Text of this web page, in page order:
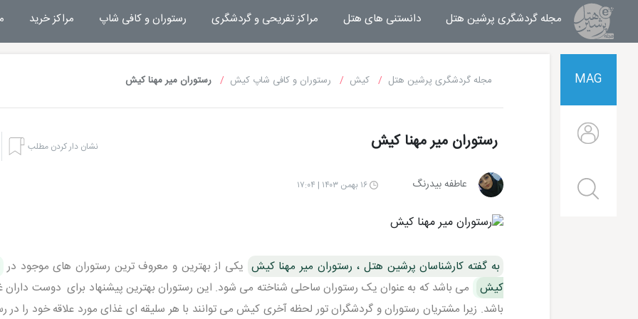
مجله گردشگری پرشین هتل مجله خبری پرشین هتل
دانستنی های هتل مراکز تفریحی و گردشگری رستوران و کافی شاپ مراکز خرید
MAG مجله گردشگری پرشین هتل کیش رستوران و کافی شاپ کیش رستوران میر مهنا کیش
رستوران میر مهنا کیش نشان دار کردن مطلب
عاطفه بیدرنگ ۱۶ بهمن ۱۴۰۳ | ۱۷:۰۴
به گفته کارشناسان پرشین هتل ، رستوران میر مهنا کیش یکی از بهترین و معروف ترین رستوران های موجود در
کیش
می باشد که به عنوان یک رستوران ساحلی شناخته می شود. این رستوران بهترین پیشنهاد برای دوست داران
باشد. زیرا مشتریان رستوران و گردشگران تور لحظه آخری کیش می توانند با هر سلیقه ای غذای مورد علاقه خود را در
هتل ترنج کیش هتل های کیش